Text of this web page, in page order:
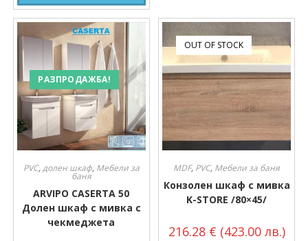
РАЗПРОДАЖБА!
PVC,долен шкаф, Мебели за
баня
ARVIPO CASERTA 50
Долен шкаф с мивка с
чекмеджета
OUT OF STOCK
MDF, PVC, Мебели за баня
Конзолен шкаф с мивка
K-STORE /80×45/
216.28 € (423.00 лв.)